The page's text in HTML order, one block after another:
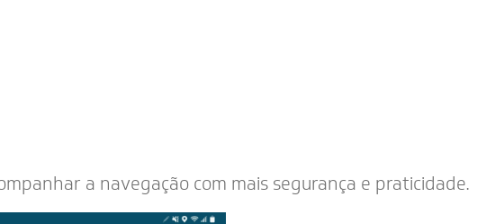
a navegação com mais segurança e praticidade.